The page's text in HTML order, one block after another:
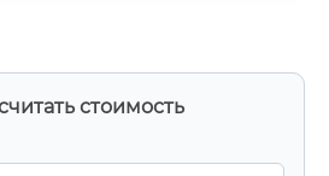
стоимость